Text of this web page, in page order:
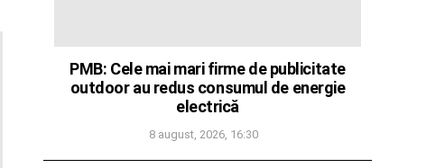
PMB: Cele mai mari firme de publicitate
outdoor au redus consumul de energie
electrică
8 august, 2026, 16:30